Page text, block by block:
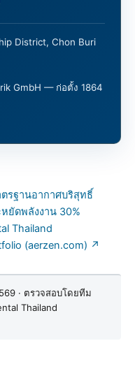
District, Chon Buri
GmbH — ก่อตั้ง 1864
รฐานอากาศบริสุทธิ์
ยัดพลังงาน 30%
Thailand
(aerzen.com) ↗
· ตรวจสอบโดยทีม
Thailand